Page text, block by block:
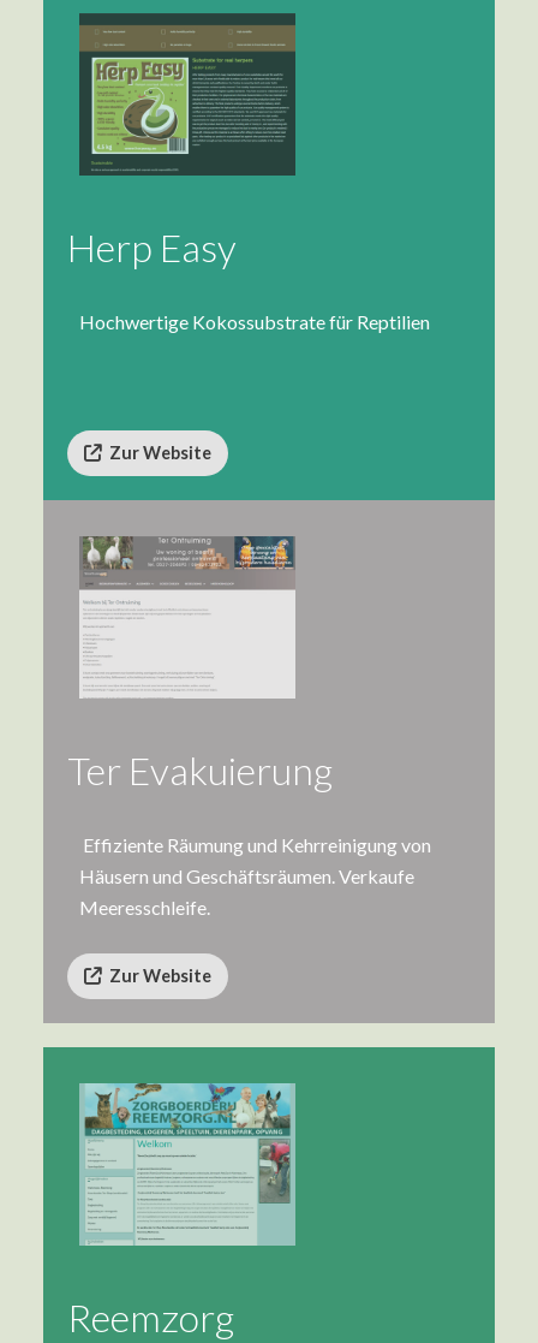
Herp Easy
Hochwertige Kokossubstrate für Reptilien
Zur Website
Ter Evakuierung
Effiziente Räumung und Kehrreinigung von
Häusern und Geschäftsräumen. Verkaufe
Meeresschleife.
Zur Website
Reemzorg